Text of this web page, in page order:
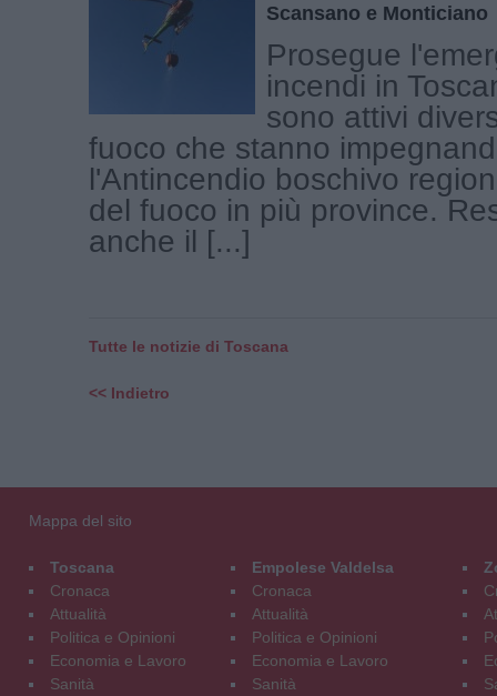
Scansano e Monticiano
Prosegue
incendi in
sono attivi
fuoco che stanno
l'Antincendio boschivo
del fuoco in più province.
anche il [...]
Tutte le notizie di Toscana
<< Indietro
Mappa del sito
Toscana
Cronaca
Attualità
Politica e Opinioni
Economia e Lavoro
Sanità
Empolese Valdelsa
Cronaca
Attualità
Politica e Opinioni
Economia e Lavoro
Sanità